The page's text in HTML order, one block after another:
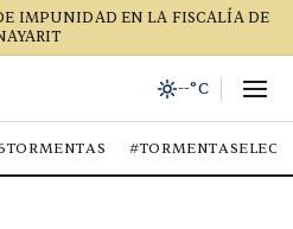
IMPUNIDAD EN LA FISCALÍA DE
--°C